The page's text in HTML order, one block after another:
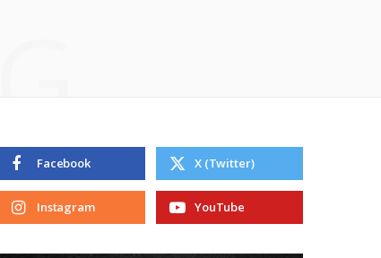
Facebook X (Twitter)
Instagram YouTube